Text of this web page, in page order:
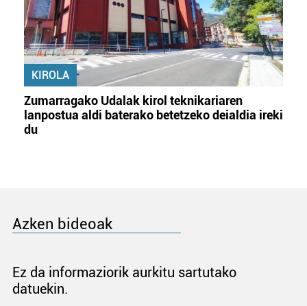
KIROLA
Zumarragako Udalak kirol teknikariaren
lanpostua aldi baterako betetzeko deialdia ireki
du
Azken bideoak
Ez da informaziorik aurkitu sartutako
datuekin.